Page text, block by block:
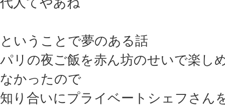
ということで夢のある話
パリの夜ご飯を赤ん坊のせいで楽し
なかったので
知り合いにプライベートシェフさん